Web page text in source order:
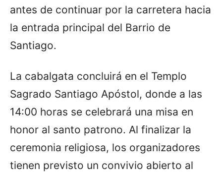
antes de continuar por la carretera hacia
la entrada principal del Barrio de
Santiago.
La cabalgata concluirá en el Templo
Sagrado Santiago Apóstol, donde a las
14:00 horas se celebrará una misa en
honor al santo patrono. Al finalizar la
ceremonia religiosa, los organizadores
tienen previsto un convivio abierto al